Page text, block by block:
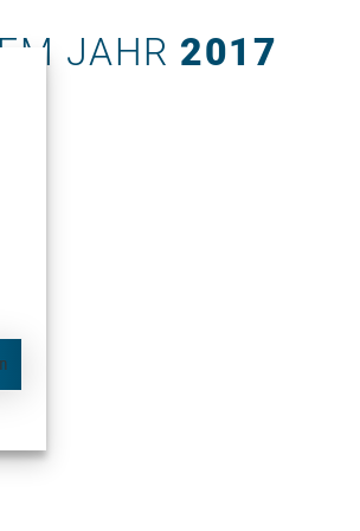
JAHR 2017